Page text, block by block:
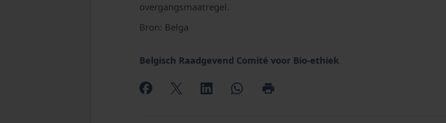
overgangsmaatregel.
Bron: Belga
Belgisch Raadgevend Comité voor Bio-ethiek